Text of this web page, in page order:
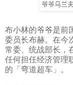
爷爷乌兰
布小林的爷爷是前
委员长布赫。在今
常委、统战部长，
任何担任经济管理
的「弯道超车」。